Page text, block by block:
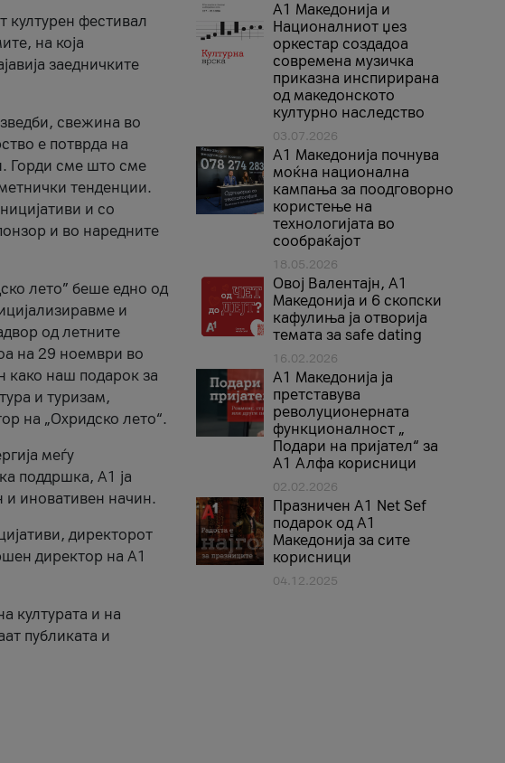
културен фестивал
на која
заедничките
свежина во
е потврда на
Горди сме што сме
тенденции.
и со
и во наредните
лето” беше едно од
и
од летните
на 29 ноември во
како наш подарок за
и туризам,
на „Охридско лето“.
меѓу
поддршка, A1 ја
и иновативен начин.
директорот
директор на A1
културата и на
публиката и
А1 Македонија и
Националниот џез
оркестар создадоа
современа музичка
приказна инспирирана
од македонското
културно наследство
03.07.2026
A1 Македонија почнува
моќна национална
кампања за поодговорно
користење на
технологијата во
сообраќајот
18.05.2026
Овој Валентајн, A1
Македонија и 6 скопски
кафулиња ја отворија
темата за safe dating
16.02.2026
А1 Македонија ја
претставува
револуционерната
функционалност „
Подари на пријател“ за
А1 Алфа корисници
02.02.2026
Празничен A1 Net Sеf
подарок од А1
Македонија за сите
корисници
04.12.2025